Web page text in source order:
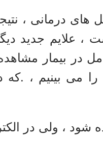
درمانی ،
علایم جدید
در بیمار
را می بینیم ،
شود ، ولی در